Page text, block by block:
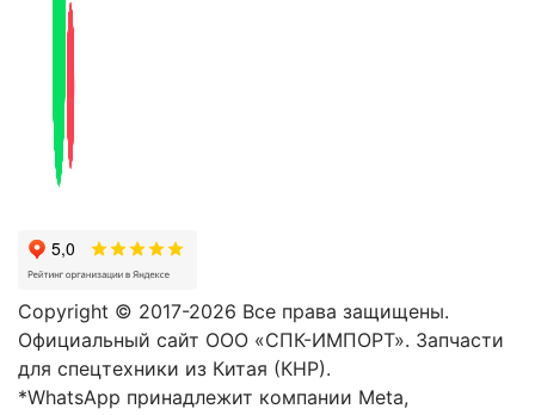
Copyright © 2017-2026 Все права защищены.
Официальный сайт ООО «СПК-ИМПОРТ». Запчасти
для спецтехники из Китая (КНР).
*WhatsApp принадлежит компании Meta,